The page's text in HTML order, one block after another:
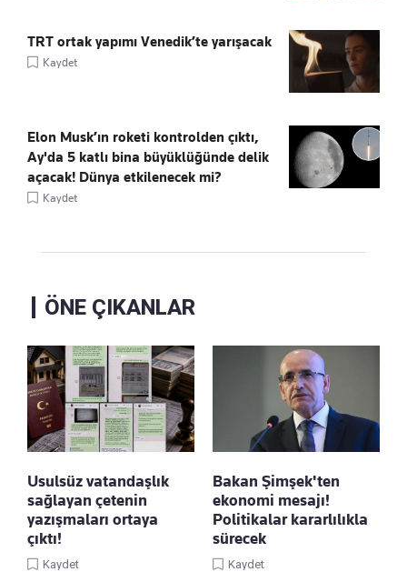
TRT ortak yapımı Venedik’te yarışacak
Kaydet
Elon Musk’ın roketi kontrolden çıktı,
Ay'da 5 katlı bina büyüklüğünde delik
açacak! Dünya etkilenecek mi?
Kaydet
ÖNE ÇIKANLAR
Usulsüz vatandaşlık
sağlayan çetenin
yazışmaları ortaya
çıktı!
Kaydet
Bakan Şimşek'ten
ekonomi mesajı!
Politikalar kararlılıkla
sürecek
Kaydet